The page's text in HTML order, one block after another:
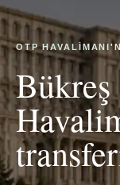
OTP
Bükreş